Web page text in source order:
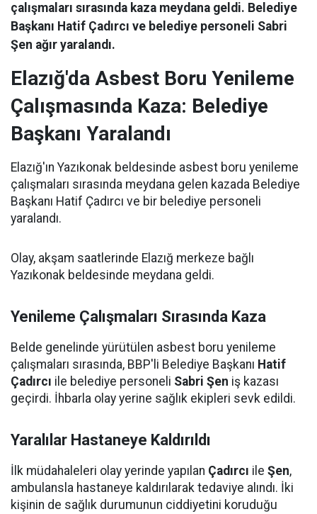
çalışmaları sırasında kaza meydana geldi. Belediye
Başkanı Hatif Çadırcı ve belediye personeli Sabri
Şen ağır yaralandı.
Elazığ'da Asbest Boru Yenileme
Çalışmasında Kaza: Belediye
Başkanı Yaralandı
Elazığ'ın Yazıkonak beldesinde asbest boru yenileme
çalışmaları sırasında meydana gelen kazada Belediye
Başkanı Hatif Çadırcı ve bir belediye personeli
yaralandı.
Olay, akşam saatlerinde Elazığ merkeze bağlı
Yazıkonak beldesinde meydana geldi.
Yenileme Çalışmaları Sırasında Kaza
Belde genelinde yürütülen asbest boru yenileme
çalışmaları sırasında, BBP'li Belediye Başkanı Hatif
Çadırcı ile belediye personeli Sabri Şen iş kazası
geçirdi. İhbarla olay yerine sağlık ekipleri sevk edildi.
Yaralılar Hastaneye Kaldırıldı
İlk müdahaleleri olay yerinde yapılan Çadırcı ile Şen,
ambulansla hastaneye kaldırılarak tedaviye alındı. İki
kişinin de sağlık durumunun ciddiyetini koruduğu